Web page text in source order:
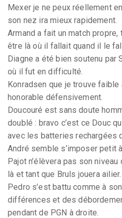
Mexer je ne peux réellement
son nez ira mieux rapidement.
Armand a fait un match
être là où il fallait quand il le
Diagne a été bien soutenu par
où il fut en difficulté.
Konradsen que je trouve faible
honorable défensivement.
Doucouré est sans doute
doublé : bravo c’est ce Douc
avec les batteries rechargées
André semble s’imposer petit
Pajot n’élèvera pas son niveau
là et tant que Bruls jouera ailier.
Pedro s’est battu comme à
différences et des
pendant de PGN à droite.